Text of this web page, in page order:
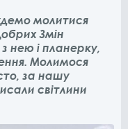
молитися
Змін
нею і планерку,
Молимося
за нашу
світлини